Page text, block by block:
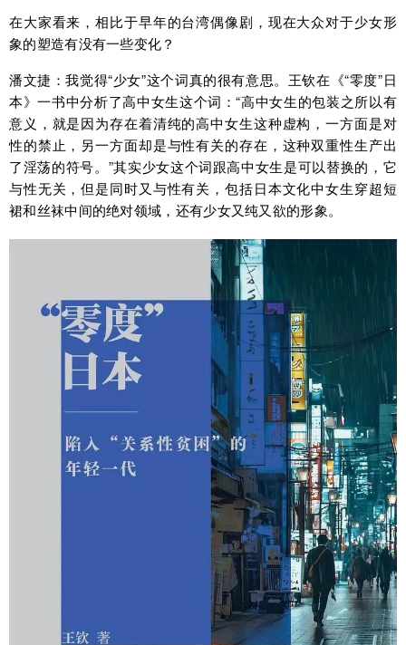
在大家看来，相比于早年的台湾偶像剧，现在大众对于少女形
象的塑造有没有一些变化？
潘文捷：我觉得“少女”这个词真的很有意思。王钦在《“零度”日
本》一书中分析了高中女生这个词：“高中女生的包装之所以有
意义，就是因为存在着清纯的高中女生这种虚构，一方面是对
性的禁止，另一方面却是与性有关的存在，这种双重性生产出
了淫荡的符号。”其实少女这个词跟高中女生是可以替换的，它
与性无关，但是同时又与性有关，包括日本文化中女生穿超短
裙和丝袜中间的绝对领域，还有少女又纯又欲的形象。